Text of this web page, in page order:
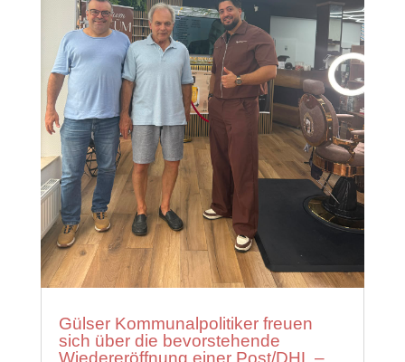
Gülser Kommunalpolitiker freuen
sich über die bevorstehende
Wiedereröffnung einer Post/DHL –